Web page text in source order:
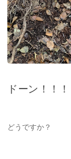
ドーン！！！
どうですか？